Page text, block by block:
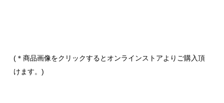
(＊商品画像をクリックするとオンラインストアよりご購入頂
けます。)